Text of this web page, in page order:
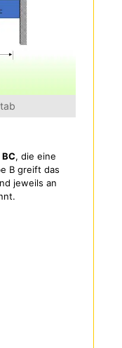
BC, die eine
B greift das
jeweils an